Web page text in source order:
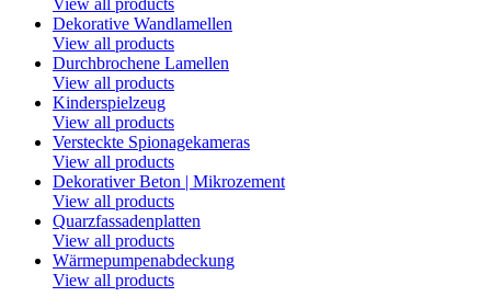
View all products
Dekorative Wandlamellen
View all products
Durchbrochene Lamellen
View all products
Kinderspielzeug
View all products
Versteckte Spionagekameras
View all products
Dekorativer Beton | Mikrozement
View all products
Quarzfassadenplatten
View all products
Wärmepumpenabdeckung
View all products